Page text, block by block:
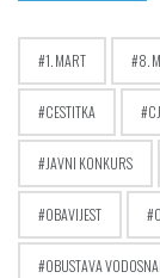
1. MART 8.
CESTITKA
JAVNI KONKURS
OBAVIJEST
OBUSTAVA